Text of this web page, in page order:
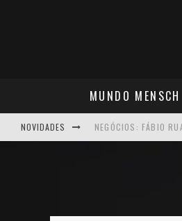
MUNDO MENSCH
NOVIDADES NEGÓCIOS: FÁBIO